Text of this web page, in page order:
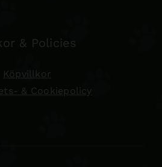
& Policies
Köpvillkor
& Cookiepolicy